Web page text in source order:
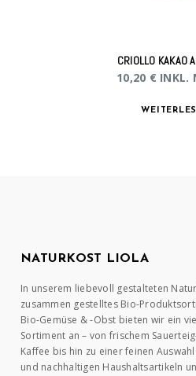
CRIOLLO KAKAO
10,20 € INKL.
NATURKOST LIOLA
In unserem liebevoll gestalteten
zusammen gestelltes Bio-
Bio-Gemüse & -Obst bieten wir ein
Sortiment an – von frischem
Kaffee bis hin zu einer feinen
und nachhaltigen Haushaltsartikeln